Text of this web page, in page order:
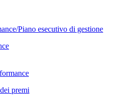
Piano esecutivo di gestione
premi